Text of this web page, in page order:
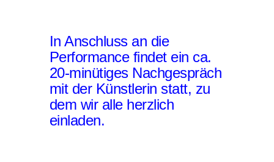
In Anschluss an die
Performance findet ein ca.
20-minütiges Nachgespräch
mit der Künstlerin statt, zu
dem wir alle herzlich
einladen.